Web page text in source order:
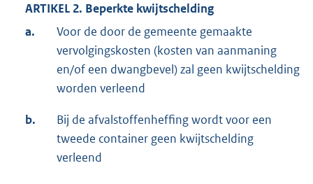
ARTIKEL 2. Beperkte kwijtschelding
a.
Voor de door de gemeente gemaakte
vervolgingskosten (kosten van aanmaning
en/of een dwangbevel) zal geen kwijtschelding
worden verleend
b.
Bij de afvalstoffenheffing wordt voor een
tweede container geen kwijtschelding
verleend